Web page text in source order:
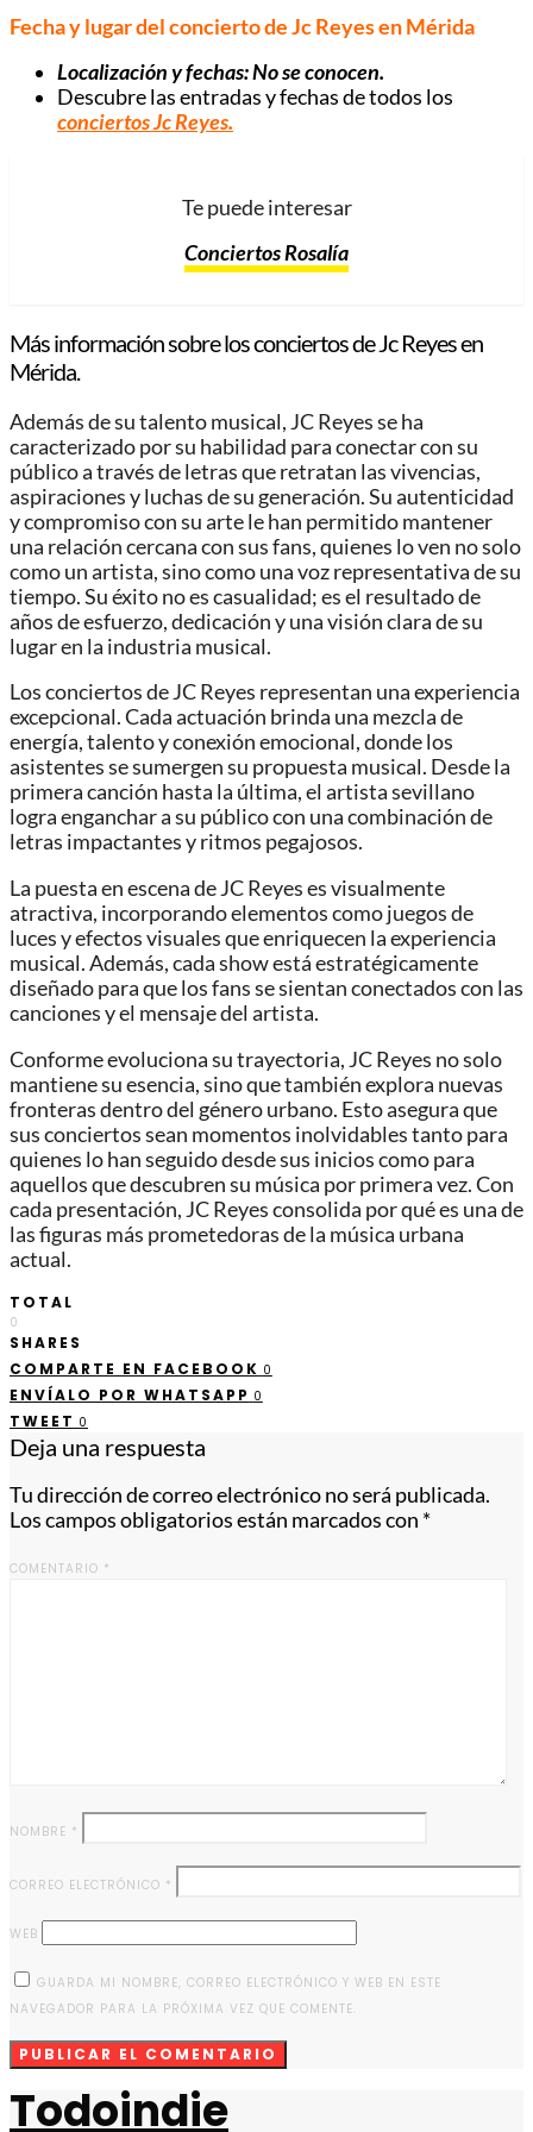
Fecha y lugar del concierto de Jc Reyes en Mérida
Localización y fechas: No se conocen.
Descubre las entradas y fechas de todos los
conciertos Jc Reyes.
Te puede interesar
Conciertos Rosalía
Más información sobre los conciertos de Jc Reyes en
Mérida.
Además de su talento musical, JC Reyes se ha
caracterizado por su habilidad para conectar con su
público a través de letras que retratan las vivencias,
aspiraciones y luchas de su generación. Su autenticidad
y compromiso con su arte le han permitido mantener
una relación cercana con sus fans, quienes lo ven no solo
como un artista, sino como una voz representativa de su
tiempo. Su éxito no es casualidad; es el resultado de
años de esfuerzo, dedicación y una visión clara de su
lugar en la industria musical.
Los conciertos de JC Reyes representan una experiencia
excepcional. Cada actuación brinda una mezcla de
energía, talento y conexión emocional, donde los
asistentes se sumergen su propuesta musical. Desde la
primera canción hasta la última, el artista sevillano
logra enganchar a su público con una combinación de
letras impactantes y ritmos pegajosos.
La puesta en escena de JC Reyes es visualmente
atractiva, incorporando elementos como juegos de
luces y efectos visuales que enriquecen la experiencia
musical. Además, cada show está estratégicamente
diseñado para que los fans se sientan conectados con las
canciones y el mensaje del artista.
Conforme evoluciona su trayectoria, JC Reyes no solo
mantiene su esencia, sino que también explora nuevas
fronteras dentro del género urbano. Esto asegura que
sus conciertos sean momentos inolvidables tanto para
quienes lo han seguido desde sus inicios como para
aquellos que descubren su música por primera vez. Con
cada presentación, JC Reyes consolida por qué es una de
las figuras más prometedoras de la música urbana
actual.
TOTAL
0
SHARES
COMPARTE EN FACEBOOK 0
ENVÍALO POR WHATSAPP 0
TWEET 0
Deja una respuesta
Tu dirección de correo electrónico no será publicada.
Los campos obligatorios están marcados con *
COMENTARIO *
NOMBRE *
CORREO ELECTRÓNICO *
WEB
GUARDA MI NOMBRE, CORREO ELECTRÓNICO Y WEB EN ESTE
NAVEGADOR PARA LA PRÓXIMA VEZ QUE COMENTE.
Todoindie